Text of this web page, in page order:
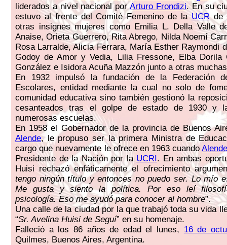
liderados a nivel nacional porArturo Frondizi. En su
estuvo al frente del Comité Femenino de laUCRde
otras insignes mujeres como Emilia L. Della Valle
Anaise, Orieta Guerrero, Rita Abrego, Nilda Noemí
Rosa Larralde, Alicia Ferrara, María Esther Raymondi
Godoy de Amor y Vedia, Lilia Fressone, Elba Dorila
González e Isidora Acuña Mazzón junto a otras
En 1932 impulsó la fundación de la Federación
Escolares, entidad mediante la cual no solo de
comunidad educativa sino también gestionó la
cesanteados tras el golpe de estado de 1930 y
numerosas escuelas.
En 1958 el Gobernador de la provincia de Buenos
Alende, le propuso ser la primera Ministra de
cargo que nuevamente le ofrece en 1963 cuando
Presidente de la Nación por la UCRI. En ambas
Huisi rechazó enfáticamente el ofrecimiento
tengo ningún título y entonces no puedo ser. Lo mío
Me gusta y siento la política. Por eso leí
psicología. Eso me ayudó para conocer al hombre”.
Una calle de la ciudad por la que trabajó toda su vida
“Sr. Avelina Huisi de Seguí” en su homenaje.
Falleció a los 86 años de edad el lunes, 16 de
Quilmes, Buenos Aires, Argentina.